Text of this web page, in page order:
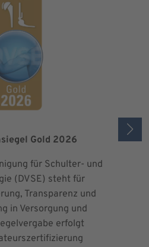
Gold 2026
für Schulter- und
(DVSE) steht für
Transparenz und
in Versorgung und
erfolgt